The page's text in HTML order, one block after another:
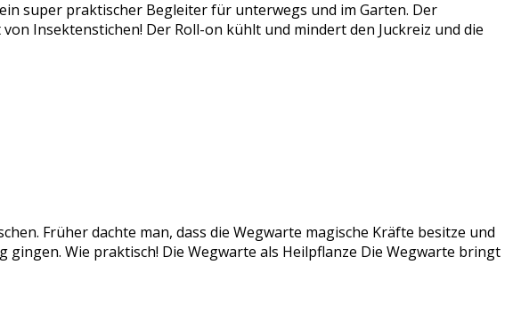
super praktischer Begleiter für unterwegs und im Garten. Der
Insektenstichen! Der Roll-on kühlt und mindert den Juckreiz und die
Früher dachte man, dass die Wegwarte magische Kräfte besitze und
Wie praktisch! Die Wegwarte als Heilpflanze Die Wegwarte bringt